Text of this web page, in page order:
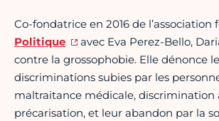
Co-fondatrice en 2016 de l’association
Politique
avec Eva Perez-Bello,
contre la grossophobie. Elle dénonce
discriminations subies par les
maltraitance médicale, discrimination
précarisation, et leur abandon par la